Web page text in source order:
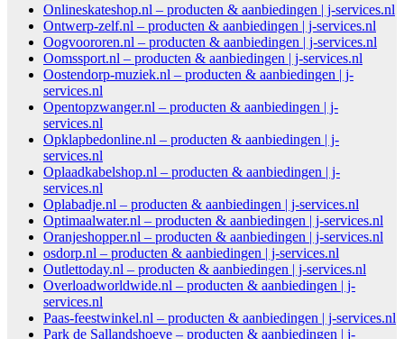
Onlineskateshop.nl – producten & aanbiedingen | j-services.nl
Ontwerp-zelf.nl – producten & aanbiedingen | j-services.nl
Oogvoororen.nl – producten & aanbiedingen | j-services.nl
Oomssport.nl – producten & aanbiedingen | j-services.nl
Oostendorp-muziek.nl – producten & aanbiedingen | j-
services.nl
Opentopzwanger.nl – producten & aanbiedingen | j-
services.nl
Opklapbedonline.nl – producten & aanbiedingen | j-
services.nl
Oplaadkabelshop.nl – producten & aanbiedingen | j-
services.nl
Oplabadje.nl – producten & aanbiedingen | j-services.nl
Optimaalwater.nl – producten & aanbiedingen | j-services.nl
Oranjeshopper.nl – producten & aanbiedingen | j-services.nl
osdorp.nl – producten & aanbiedingen | j-services.nl
Outlettoday.nl – producten & aanbiedingen | j-services.nl
Overloadworldwide.nl – producten & aanbiedingen | j-
services.nl
Paas-feestwinkel.nl – producten & aanbiedingen | j-services.nl
Park de Sallandshoeve – producten & aanbiedingen | j-